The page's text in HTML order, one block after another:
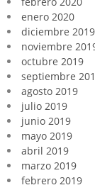
enero 2020
diciembre 2019
noviembre
octubre 2019
septiembre
agosto 2019
julio 2019
junio 2019
mayo 2019
abril 2019
marzo 2019
febrero 2019